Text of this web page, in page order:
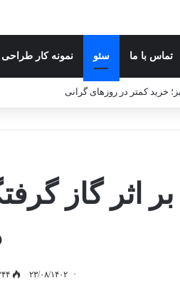
تماس با ما سئو نمونه کار طراحی
خرید کمتر در روزهای گرانی
اثر گاز
۲۳/۰۸/۱۴۰۲